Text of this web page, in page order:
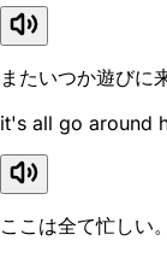
またいつか遊びに
it's all go around
ここは全て忙しい。